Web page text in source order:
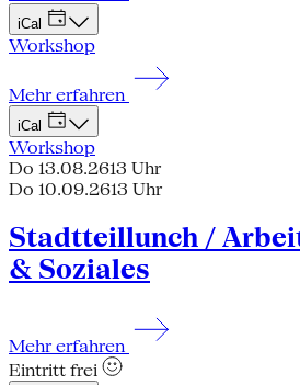
iCal
Workshop
Mehr erfahren
iCal
Workshop
Do 13.08.2613 Uhr
Do 10.09.2613 Uhr
Stadtteillunch /
& Soziales
Mehr erfahren
Eintritt frei